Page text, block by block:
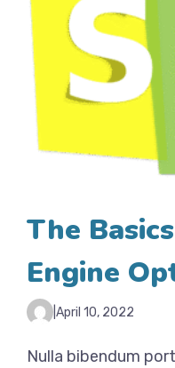
The
Engine
April 10, 2022
Nulla bibendum